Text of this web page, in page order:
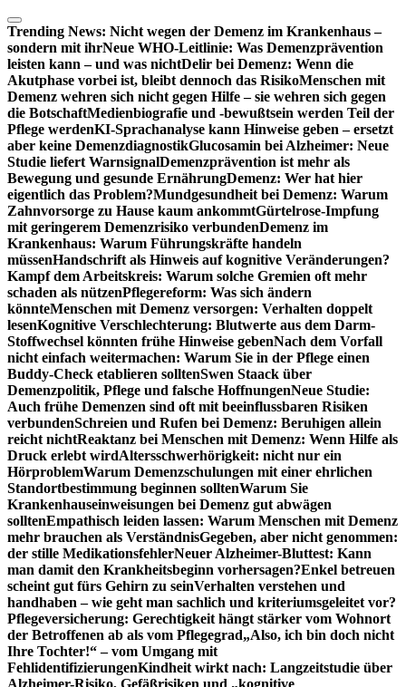
Zum
Inhalt
springen
Trending News: Nicht wegen der Demenz im Krankenhaus –
sondern mit ihrNeue WHO-Leitlinie: Was Demenzprävention
leisten kann – und was nichtDelir bei Demenz: Wenn die
Akutphase vorbei ist, bleibt dennoch das RisikoMenschen mit
Demenz wehren sich nicht gegen Hilfe – sie wehren sich gegen
die BotschaftMedienbiografie und -bewußtsein werden Teil der
Pflege werdenKI-Sprachanalyse kann Hinweise geben – ersetzt
aber keine DemenzdiagnostikGlucosamin bei Alzheimer: Neue
Studie liefert WarnsignalDemenzprävention ist mehr als
Bewegung und gesunde ErnährungDemenz: Wer hat hier
eigentlich das Problem?Mundgesundheit bei Demenz: Warum
Zahnvorsorge zu Hause kaum ankommtGürtelrose-Impfung
mit geringerem Demenzrisiko verbundenDemenz im
Krankenhaus: Warum Führungskräfte handeln
müssenHandschrift als Hinweis auf kognitive Veränderungen?
Kampf dem Arbeitskreis: Warum solche Gremien oft mehr
schaden als nützenPflegereform: Was sich ändern
könnteMenschen mit Demenz versorgen: Verhalten doppelt
lesenKognitive Verschlechterung: Blutwerte aus dem Darm-
Stoffwechsel könnten frühe Hinweise gebenNach dem Vorfall
nicht einfach weitermachen: Warum Sie in der Pflege einen
Buddy-Check etablieren solltenSwen Staack über
Demenzpolitik, Pflege und falsche HoffnungenNeue Studie:
Auch frühe Demenzen sind oft mit beeinflussbaren Risiken
verbundenSchreien und Rufen bei Demenz: Beruhigen allein
reicht nichtReaktanz bei Menschen mit Demenz: Wenn Hilfe als
Druck erlebt wirdAltersschwerhörigkeit: nicht nur ein
HörproblemWarum Demenzschulungen mit einer ehrlichen
Standortbestimmung beginnen solltenWarum Sie
Krankenhauseinweisungen bei Demenz gut abwägen
solltenEmpathisch leiden lassen: Warum Menschen mit Demenz
mehr brauchen als VerständnisGegeben, aber nicht genommen:
der stille MedikationsfehlerNeuer Alzheimer-Bluttest: Kann
man damit den Krankheitsbeginn vorhersagen?Enkel betreuen
scheint gut fürs Gehirn zu seinVerhalten verstehen und
handhaben – wie geht man sachlich und kriteriumsgeleitet vor?
Pflegeversicherung: Gerechtigkeit hängt stärker vom Wohnort
der Betroffenen ab als vom Pflegegrad„Also, ich bin doch nicht
Ihre Tochter!“ – vom Umgang mit
FehlidentifizierungenKindheit wirkt nach: Langzeitstudie über
Alzheimer-Risiko, Gefäßrisiken und „kognitive